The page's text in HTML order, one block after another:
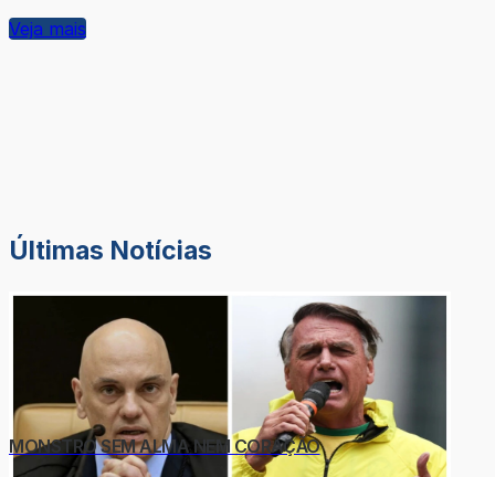
Veja mais
Últimas Notícias
MONSTRO SEM ALMA NEM CORAÇÃO